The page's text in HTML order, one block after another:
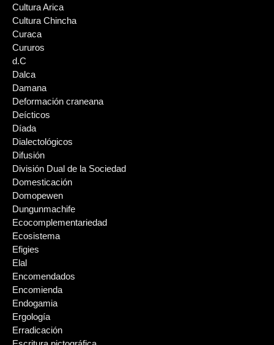
Cultura Arica
Cultura Chincha
Curaca
Cururos
d.C
Dalca
Damana
Deformación craneana
Deícticos
Díada
Dialectológicos
Difusión
División Dual de la Sociedad
Domesticación
Domopewen
Dungunmachife
Ecocomplementariedad
Ecosistema
Efigies
Elal
Encomendados
Encomienda
Endogamia
Ergología
Erradicación